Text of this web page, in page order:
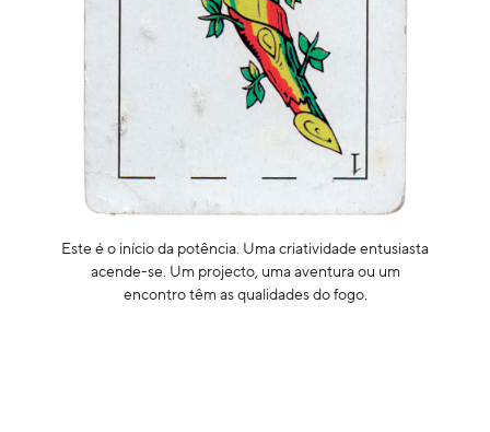
Este é o início da potência. Uma criatividade entusiasta
acende-se. Um projecto, uma aventura ou um
encontro têm as qualidades do fogo.